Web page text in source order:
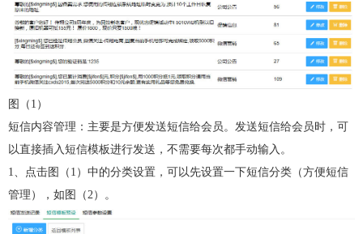
图（1）
短信内容管理：主要是方便发送短信给会员。发送短信给会员时，可
以直接插入短信模板进行发送，不需要每次都手动输入。
1、点击图（1）中的分类设置，可以先设置一下短信分类（方便短信
管理），如图（2）。